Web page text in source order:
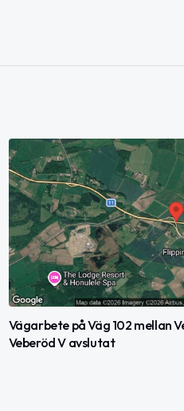
Vägarbete på Väg 102 mellan
Veberöd V avslutat